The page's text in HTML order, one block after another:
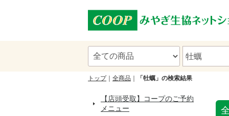
トップ 全商品 「牡蠣」の検索結果
【店頭受取】コープのご予約
メニュー